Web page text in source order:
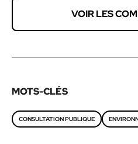
VOIR LES
MOTS-CLÉS
CONSULTATION PUBLIQUE